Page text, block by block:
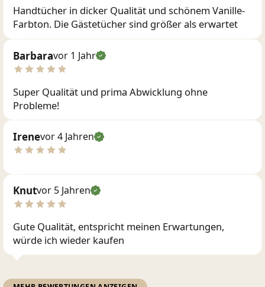
Handtücher in dicker Qualität und schönem Vanille-
Farbton. Die Gästetücher sind größer als erwartet
Barbaravor 1 Jahr
Super Qualität und prima Abwicklung ohne
Probleme!
Irenevor 4 Jahren
Knutvor 5 Jahren
Gute Qualität, entspricht meinen Erwartungen,
würde ich wieder kaufen